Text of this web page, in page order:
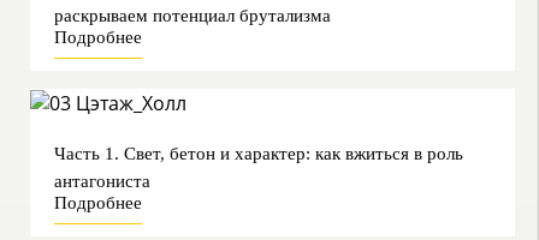
раскрываем потенциал брутализма
Подробнее
Часть 1. Свет, бетон и характер: как вжиться в роль
антагониста
Подробнее